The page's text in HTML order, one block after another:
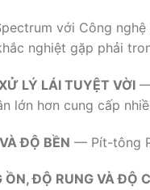
với Công
nghiệt gặp phải
LÝ LÁI TUYỆT VỜI —
lớn hơn cung cấp
ĐỘ BỀN — Pít-tông
ỒN, ĐỘ RUNG VÀ ĐỘ